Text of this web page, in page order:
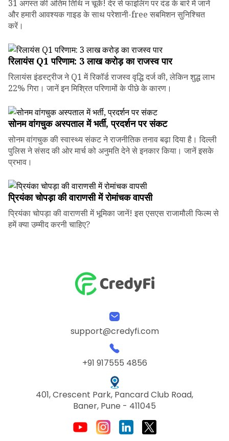
31 अगस्त की अंतिम तिथि न चूकें! देर से फाइलिंग पर दंड के बारे में जानें
और हमारी आवश्यक गाइड के साथ परेशानी-free सबमिशन सुनिश्चित
करें।
रिलायंस Q1 परिणाम: ₹3 लाख करोड़ का राजस्व पार
रिलायंस इंडस्ट्रीज ने Q1 में रिकॉर्ड राजस्व वृद्धि दर्ज की, लेकिन शुद्ध लाभ
22% गिरा। जानें इन मिश्रित परिणामों के पीछे के कारण।
सोनम वांगचुक अस्पताल में भर्ती, प्रदर्शन पर संकट
सोनम वांगचुक की स्वास्थ्य संकट ने राजनीतिक तनाव बढ़ा दिया है। दिल्ली
पुलिस ने संसद की ओर मार्च को अनुमति देने से इनकार किया। जानें इसके
प्रभाव।
प्रियंका चोपड़ा की वाराणसी में रोमांचक वापसी
प्रियंका चोपड़ा की वाराणसी में भूमिका जानें! इस एसएस राजामौली फिल्म से
हमें क्या उम्मीद करनी चाहिए?
support@credyfi.com
+91 917555 4856
401, Crescent Park, Pancard Club Road,
Baner, Pune - 411045